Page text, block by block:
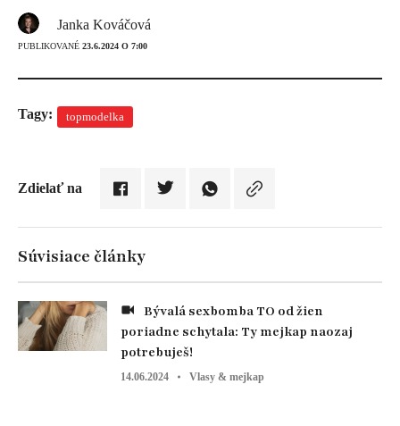
Janka Kováčová
PUBLIKOVANÉ 23.6.2024 O 7:00
Tagy: topmodelka
Zdielať na
Súvisiace články
poriadne schytala: Ty mejkap naozaj
potrebuješ!
14.06.2024 Vlasy & mejkap